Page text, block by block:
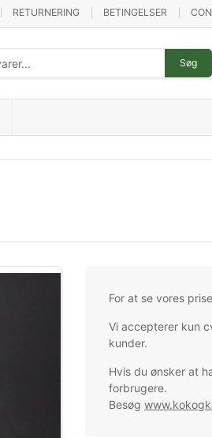
RETURNERING BETINGELSER
Søg
For at se vores
Vi accepterer kun
kunder.
Hvis du ønsker at
forbrugere.
Besøg